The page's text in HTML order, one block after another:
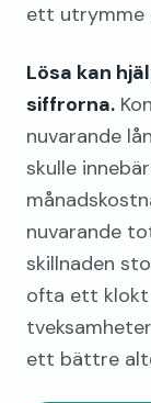
ett utrymme
Lösa kan
siffrorna.
nuvarande
skulle
nuvarande
skillnaden
ofta ett klokt
ett bättre